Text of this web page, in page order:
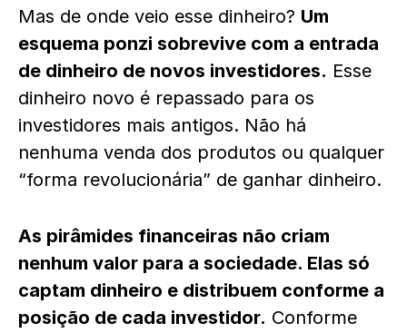
Mas de onde veio esse dinheiro? Um
esquema ponzi sobrevive com a entrada
de dinheiro de novos investidores. Esse
dinheiro novo é repassado para os
investidores mais antigos. Não há
nenhuma venda dos produtos ou qualquer
“forma revolucionária” de ganhar dinheiro.
As pirâmides financeiras não criam
nenhum valor para a sociedade. Elas só
captam dinheiro e distribuem conforme a
posição de cada investidor. Conforme